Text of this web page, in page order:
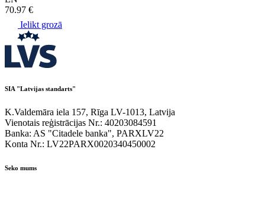
70.97 €
Ielikt grozā
SIA "Latvijas standarts"
K.Valdemāra iela 157, Rīga LV-1013, Latvija
Vienotais reģistrācijas Nr.: 40203084591
Banka: AS "Citadele banka", PARXLV22
Konta Nr.: LV22PARX0020340450002
Seko mums